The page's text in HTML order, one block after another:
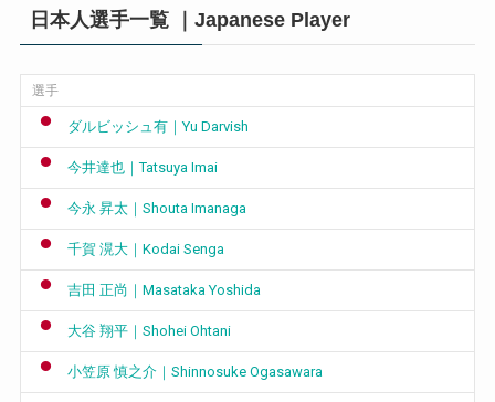
日本人選手一覧 ｜Japanese Player
選手
ダルビッシュ有｜Yu Darvish
今井達也｜Tatsuya Imai
今永 昇太｜Shouta Imanaga
千賀 滉大｜Kodai Senga
吉田 正尚｜Masataka Yoshida
大谷 翔平｜Shohei Ohtani
小笠原 慎之介｜Shinnosuke Ogasawara